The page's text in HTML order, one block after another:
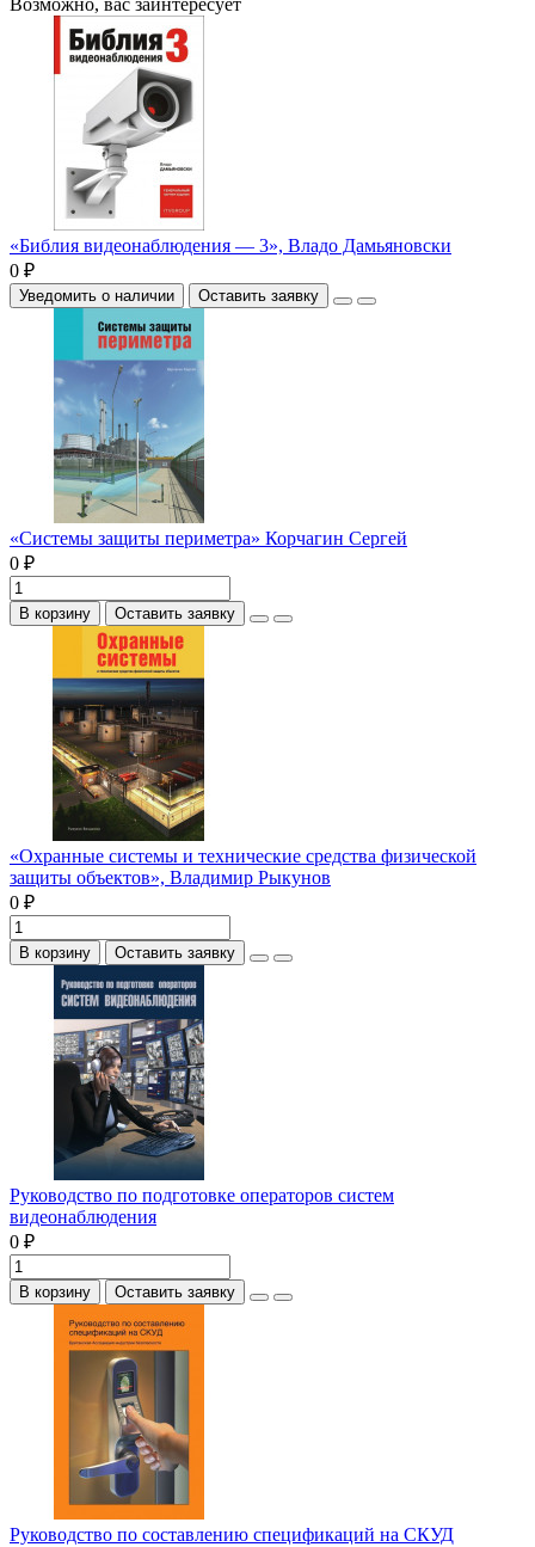
«Библия видеонаблюдения — 3», Владо Дамьяновски
0 ₽
Уведомить о наличии Оставить заявку
«Системы защиты периметра» Корчагин Сергей
0 ₽
В корзину Оставить заявку
«Охранные системы и технические средства физической
защиты объектов», Владимир Рыкунов
0 ₽
В корзину Оставить заявку
Руководство по подготовке операторов систем
видеонаблюдения
0 ₽
В корзину Оставить заявку
Руководство по составлению спецификаций на СКУД